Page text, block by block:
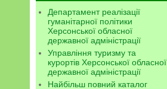
Департамент реалізації
гуманітарної політики
Херсонської обласної
державної адміністрації
Управління туризму та
курортів Херсонської обласної
державної адміністрації
Найбільш повний каталог